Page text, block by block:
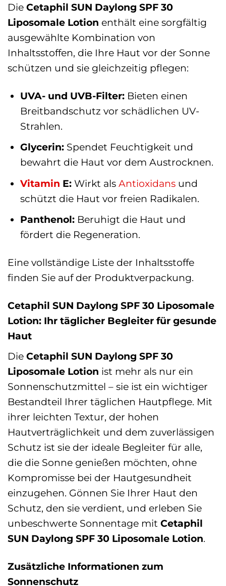
Die Cetaphil SUN Daylong SPF 30
Liposomale Lotion enthält eine sorgfältig
ausgewählte Kombination von
Inhaltsstoffen, die Ihre Haut vor der Sonne
schützen und sie gleichzeitig pflegen:
UVA- und UVB-Filter:Bieten einen
Breitbandschutz vor schädlichen UV-
Strahlen.
Glycerin:Spendet Feuchtigkeit und
bewahrt die Haut vor dem Austrocknen.
Vitamin E:Wirkt als Antioxidansund
schützt die Haut vor freien Radikalen.
Panthenol:Beruhigt die Haut und
fördert die Regeneration.
Eine vollständige Liste der Inhaltsstoffe
finden Sie auf der Produktverpackung.
Cetaphil SUN Daylong SPF 30 Liposomale
Lotion: Ihr täglicher Begleiter für gesunde
Haut
Die Cetaphil SUN Daylong SPF 30
Liposomale Lotion ist mehr als nur ein
Sonnenschutzmittel – sie ist ein wichtiger
Bestandteil Ihrer täglichen Hautpflege. Mit
ihrer leichten Textur, der hohen
Hautverträglichkeit und dem zuverlässigen
Schutz ist sie der ideale Begleiter für alle,
die die Sonne genießen möchten, ohne
Kompromisse bei der Hautgesundheit
einzugehen. Gönnen Sie Ihrer Haut den
Schutz, den sie verdient, und erleben Sie
unbeschwerte Sonnentage mit Cetaphil
SUN Daylong SPF 30 Liposomale Lotion.
Zusätzliche Informationen zum
Sonnenschutz